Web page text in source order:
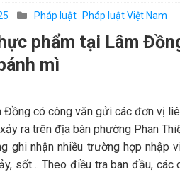
Pháp luật Pháp luật Việt Nam
phẩm tại Lâm
mì
Đồng có công văn gửi các đơn vị
ra trên địa bàn phường Phan
ghi nhận nhiều trường hợp
sốt… Theo điều tra ban đầu,